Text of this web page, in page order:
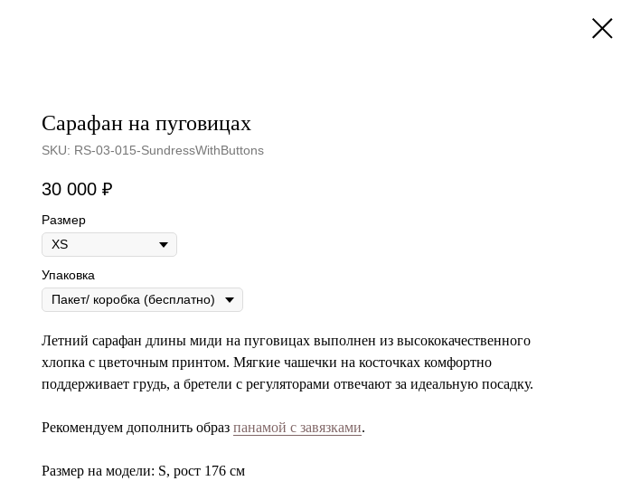
Сарафан на пуговицах
SKU: RS-03-015-SundressWithButtons
30 000 ₽
Размер
Упаковка
Летний сарафан длины миди на пуговицах выполнен из высококачественного
хлопка с цветочным принтом. Мягкие чашечки на косточках комфортно
поддерживает грудь, а бретели с регуляторами отвечают за идеальную посадку.
Рекомендуем дополнить образ панамой с завязками.
Размер на модели: S, рост 176 см